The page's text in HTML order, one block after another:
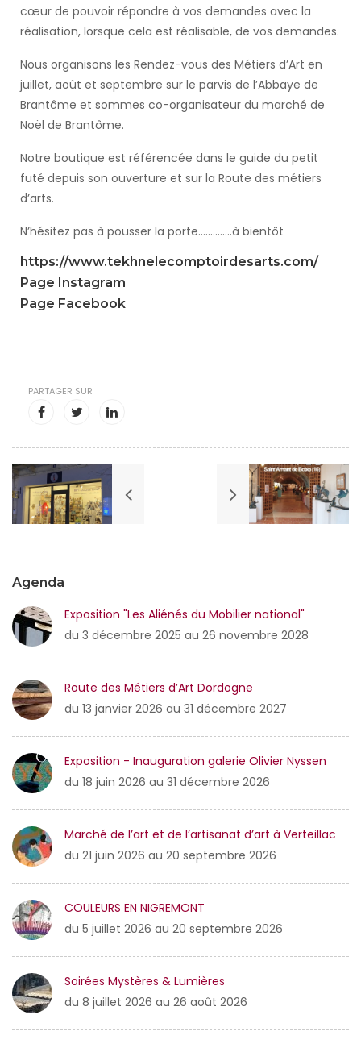
Agenda
Exposition "Les Aliénés du Mobilier national"
du 3 décembre 2025 au 26 novembre 2028
Route des Métiers d’Art Dordogne
du 13 janvier 2026 au 31 décembre 2027
Exposition - Inauguration galerie Olivier Nyssen
du 18 juin 2026 au 31 décembre 2026
Marché de l’art et de l’artisanat d’art à Verteillac
du 21 juin 2026 au 20 septembre 2026
COULEURS EN NIGREMONT
du 5 juillet 2026 au 20 septembre 2026
Soirées Mystères & Lumières
du 8 juillet 2026 au 26 août 2026
cœur de pouvoir répondre à vos demandes avec la
réalisation, lorsque cela est réalisable, de vos demandes.
Nous organisons les Rendez-vous des Métiers d’Art en
juillet, août et septembre sur le parvis de l’Abbaye de
Brantôme et sommes co-organisateur du marché de
Noël de Brantôme.
Notre boutique est référencée dans le guide du petit
futé depuis son ouverture et sur la Route des métiers
d’arts.
N’hésitez pas à pousser la porte..............à bientôt
https://www.tekhnelecomptoirdesarts.com/
Page Instagram
Page Facebook
PARTAGER SUR